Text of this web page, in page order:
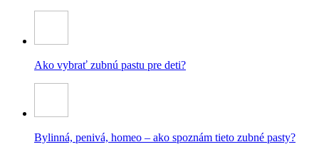
Ako vybrať zubnú pastu pre deti?
Bylinná, penivá, homeo – ako spoznám tieto zubné pasty?